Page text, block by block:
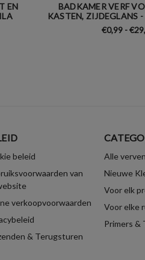
EN
BADKAMER VERF
KASTEN, ZIJDEGLANS
€0,99 -
beleid
van
verkoopvoorwaarden
& Terugsturen
Alle verven
Nieuwe
Voor elk
Voor elke
Primers &